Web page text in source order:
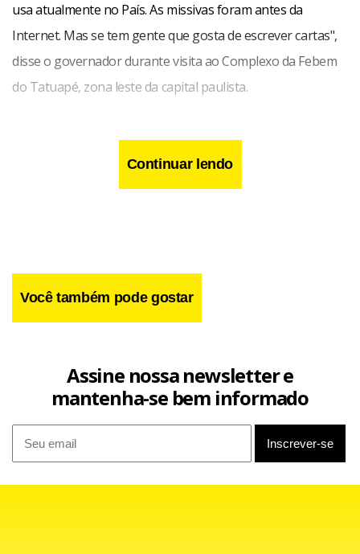
usa atualmente no País. As missivas foram antes da
Internet. Mas se tem gente que gosta de escrever cartas",
disse o governador durante visita ao Complexo da Febem
do Tatuapé, zona leste da capital paulista.
Dirigida aos militantes e simpatizantes do PSDB, a carta,
publicada no site do partido em 7 de setembro, cobrou
Continuar lendo
Você também pode gostar
Assine nossa newsletter e
mantenha-se bem informado